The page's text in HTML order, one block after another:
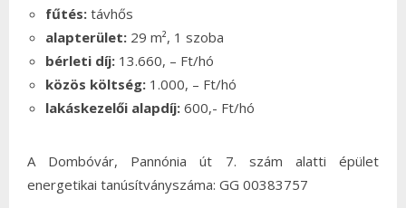
fűtés: távhős
alapterület: 29 m², 1 szoba
bérleti díj: 13.660, – Ft/hó
közös költség: 1.000, – Ft/hó
lakáskezelői alapdíj: 600,- Ft/hó
A Dombóvár, Pannónia út 7. szám alatti épület
energetikai tanúsítványszáma: GG 00383757